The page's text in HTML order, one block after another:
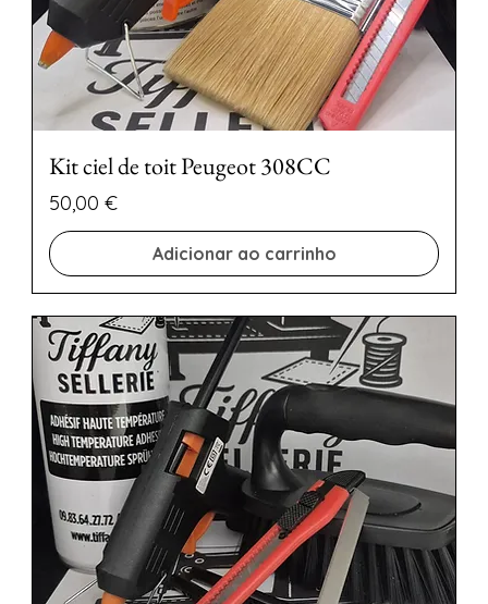
Kit ciel de toit Peugeot 308CC
Preço
50,00 €
Adicionar ao carrinho